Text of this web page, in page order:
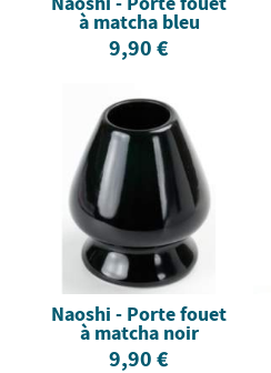
à matcha bleu
9,90 €
Naoshi - Porte fouet
à matcha noir
9,90 €